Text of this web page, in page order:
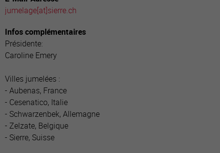
jumelage[at]sierre.ch
Infos complémentaires
Présidente:
Caroline Emery
Villes jumelées :
- Aubenas, France
- Cesenatico, Italie
- Schwarzenbek, Allemagne
- Zelzate, Belgique
- Sierre, Suisse